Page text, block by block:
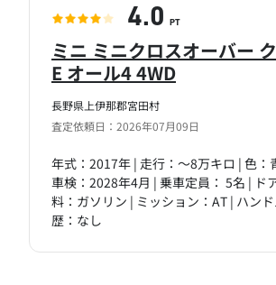
長野県上伊那郡宮田村
査定依頼日：2026年07月09日
ミニ ミニクロスオーバー
E オール4 4WD
年式：2017年 | 走行：～8万キロ | 色：
車検：2028年4月 | 乗車定員： 5名 | ド
料：ガソリン | ミッション：AT | ハン
歴：なし
4.0 PT